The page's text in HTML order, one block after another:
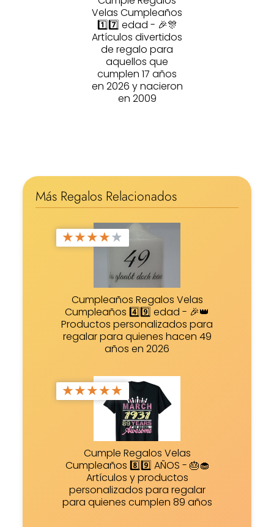
Velas Cumpleaños
1️⃣7️⃣ edad - 🎉🎊
Artículos divertidos
de regalo para
aquellos que
cumplen 17 años
en 2026 y nacieron
en 2009
Más Regalos Relacionados
★★★★★
Cumpleaños Regalos Velas
Cumpleaños 4️⃣9️⃣ edad - 🎉👑
Productos personalizados para
regalar para quienes hacen 49
años en 2026
★★★★★
Cumple Regalos Velas
Cumpleaños 8️⃣9️⃣ AÑOS - 🎂🧁
Artículos y productos
personalizados para regalar
para quienes cumplen 89 años